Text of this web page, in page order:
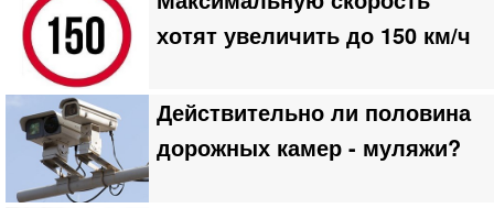
хотят увеличить до 150 км/ч
Действительно ли половина
дорожных камер - муляжи?